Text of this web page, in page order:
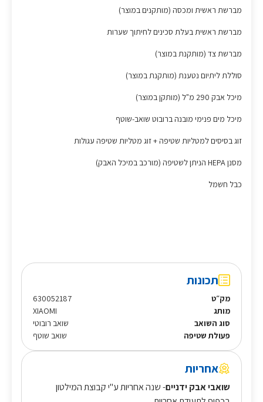
מברשת ראשית ומכסה (מותקנים במוצר)
מברשת ראשית בעלת סכינים לחיתוך שערות
מברשת צד (מותקנת במוצר)
סוללת ליתיום נטענת (מותקנת במוצר)
מיכל אבק 290 מ"ל (מותקן במוצר)
מיכל מים פנימי מובנה ברובוט שואב-שוטף
זוג בסיסים למטליות שטיפה + זוג מטליות שטיפה עגולות
מסנן HEPA הניתן לשטיפה (מורכב במיכל האבק)
כבל חשמל
תכונות
מק״ט
630052187
מותג
XIAOMI
סוג השואב
שואב רובוטי
פעולת שטיפה
שואב שוטף
אחריות
שואבי אבק ידניים- שנה אחריות ע"י קבוצת המילטון